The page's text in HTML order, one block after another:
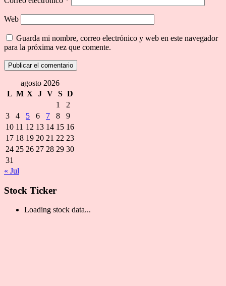
Web
Guarda mi nombre, correo electrónico y web en este navegador
para la próxima vez que comente.
agosto 2026
L M X J V S D
1
2
3
4 5 6 7 8
9
10 11 12 13 14 15 16
17 18 19 20 21 22 23
24 25 26 27 28 29 30
31
« Jul
Stock Ticker
Loading stock data...